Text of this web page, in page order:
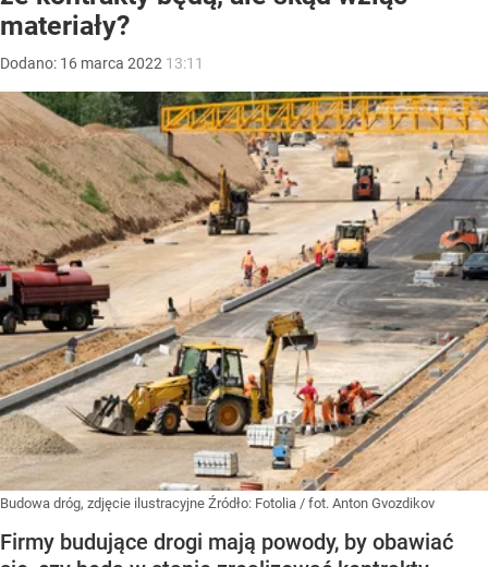
materiały?
Dodano: 16 marca 2022 13:11
Budowa dróg, zdjęcie ilustracyjne Źródło: Fotolia / fot. Anton Gvozdikov
Firmy budujące drogi mają powody, by obawiać